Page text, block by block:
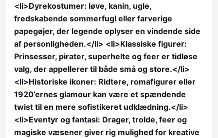
<li>Dyrekostumer: løve, kanin, ugle,
fredskabende sommerfugl eller farverige
papegøjer, der legende oplyser en vindende side
af personligheden.</li> <li>Klassiske figurer:
Prinsesser, pirater, superhelte og feer er tidløse
valg, der appellerer til både små og store.</li>
<li>Historiske ikoner: Ridtere, romafigurer eller
1920’ernes glamour kan være et spændende
twist til en mere sofistikeret udklædning.</li>
<li>Eventyr og fantasi: Drager, trolde, feer og
magiske væsener giver rig mulighed for kreative